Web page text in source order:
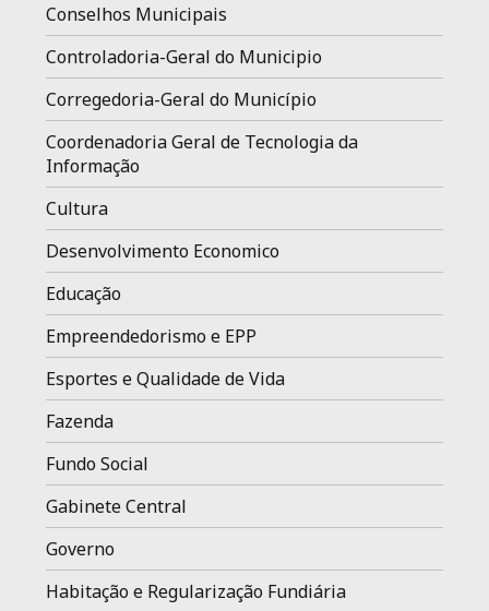
Conselhos Municipais
Controladoria-Geral do Municipio
Corregedoria-Geral do Município
Coordenadoria Geral de Tecnologia da
Informação
Cultura
Desenvolvimento Economico
Educação
Empreendedorismo e EPP
Esportes e Qualidade de Vida
Fazenda
Fundo Social
Gabinete Central
Governo
Habitação e Regularização Fundiária